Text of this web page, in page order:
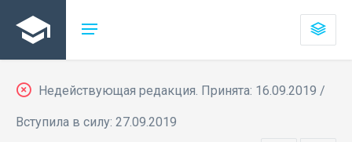
Недействующая редакция. Принята: 16.09.2019 /
Вступила в силу: 27.09.2019